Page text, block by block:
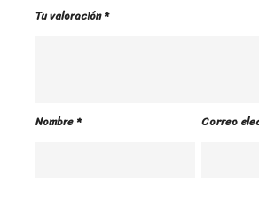
Tu valoración*
Nombre* Correo